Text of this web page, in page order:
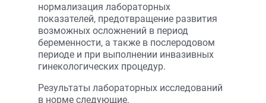
нормализация лабораторных
показателей, предотвращение развития
возможных осложнений в период
беременности, а также в послеродовом
периоде и при выполнении инвазивных
гинекологических процедур.
Результаты лабораторных исследований
в норме следующие.